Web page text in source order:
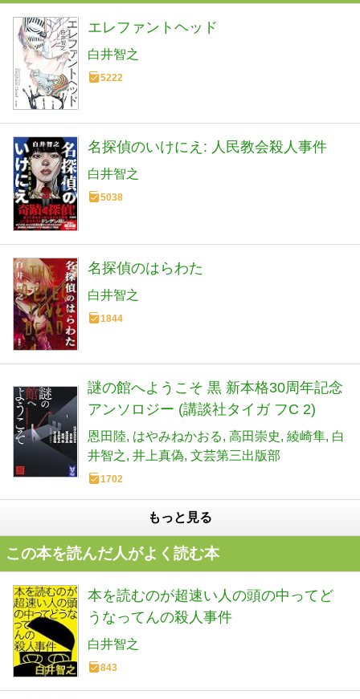
エレファントヘッド
白井智之
5222
名探偵のいけにえ: 人民教会殺人事件
白井智之
5038
名探偵のはらわた
白井智之
1844
謎の館へようこそ 黒 新本格30周年記念
アンソロジー (講談社タイガ フC 2)
恩田陸 はやみねかおる 高田崇史 綾崎隼 白
井智之 井上真偽 文芸第三出版部
1702
もっと見る
この本を読んだ人がよく読む本
本を読むのが超速い人の頭の中ってど
うなってんの殺人事件
白井智之
843